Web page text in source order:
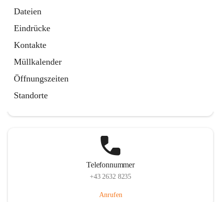
Dateien
Eindrücke
Kontakte
Müllkalender
Öffnungszeiten
Standorte
Telefonnummer
+43 2632 8235
Anrufen